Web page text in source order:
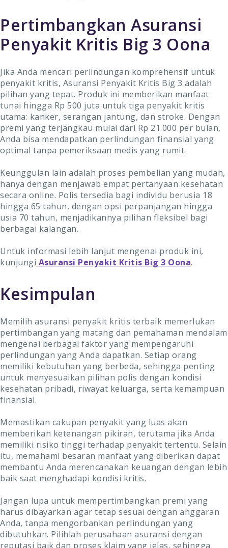
Pertimbangkan Asuransi
Penyakit Kritis Big 3 Oona
Jika Anda mencari perlindungan komprehensif untuk
penyakit kritis, Asuransi Penyakit Kritis Big 3 adalah
pilihan yang tepat. Produk ini memberikan manfaat
tunai hingga Rp 500 juta untuk tiga penyakit kritis
utama: kanker, serangan jantung, dan stroke. Dengan
premi yang terjangkau mulai dari Rp 21.000 per bulan,
Anda bisa mendapatkan perlindungan finansial yang
optimal tanpa pemeriksaan medis yang rumit.
Keunggulan lain adalah proses pembelian yang mudah,
hanya dengan menjawab empat pertanyaan kesehatan
secara online. Polis tersedia bagi individu berusia 18
hingga 65 tahun, dengan opsi perpanjangan hingga
usia 70 tahun, menjadikannya pilihan fleksibel bagi
berbagai kalangan.
Untuk informasi lebih lanjut mengenai produk ini,
kunjungi Asuransi Penyakit Kritis Big 3 Oona.
Kesimpulan
Memilih asuransi penyakit kritis terbaik memerlukan
pertimbangan yang matang dan pemahaman mendalam
mengenai berbagai faktor yang mempengaruhi
perlindungan yang Anda dapatkan. Setiap orang
memiliki kebutuhan yang berbeda, sehingga penting
untuk menyesuaikan pilihan polis dengan kondisi
kesehatan pribadi, riwayat keluarga, serta kemampuan
finansial.
Memastikan cakupan penyakit yang luas akan
memberikan ketenangan pikiran, terutama jika Anda
memiliki risiko tinggi terhadap penyakit tertentu. Selain
itu, memahami besaran manfaat yang diberikan dapat
membantu Anda merencanakan keuangan dengan lebih
baik saat menghadapi kondisi kritis.
Jangan lupa untuk mempertimbangkan premi yang
harus dibayarkan agar tetap sesuai dengan anggaran
Anda, tanpa mengorbankan perlindungan yang
dibutuhkan. Pilihlah perusahaan asuransi dengan
reputasi baik dan proses klaim yang jelas, sehingga